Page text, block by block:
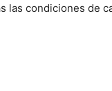
condiciones de